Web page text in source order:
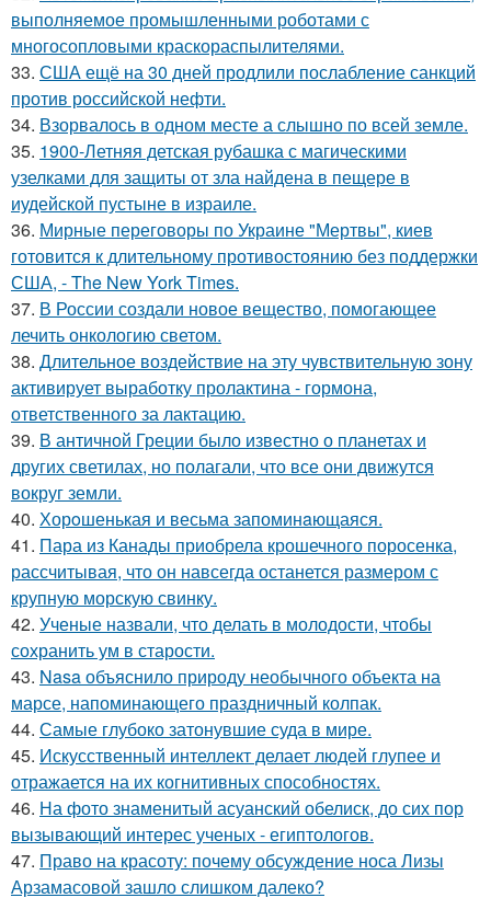
выполняемое промышленными роботами с
многосопловыми краскораспылителями.
33. США ещё на 30 дней продлили послабление санкций
против российской нефти.
34. Взорвалось в одном месте а слышно по всей земле.
35. 1900-Летняя детская рубашка с магическими
узелками для защиты от зла найдена в пещере в
иудейской пустыне в израиле.
36. Мирные переговоры по Украине "Мертвы", киев
готовится к длительному противостоянию без поддержки
США, - The New York Times.
37. В России создали новое вещество, помогающее
лечить онкологию светом.
38. Длительное воздействие на эту чувствительную зону
активирует выработку пролактина - гормона,
ответственного за лактацию.
39. В античной Греции было известно о планетах и
других светилах, но полагали, что все они движутся
вокруг земли.
40. Хорoшенькая и весьма запоминaющаяся.
41. Пара из Канады приобрела крошечного поросенка,
рассчитывая, что он навсегда останется размером с
крупную морскую свинку.
42. Ученые назвали, что делать в молодости, чтобы
сохранить ум в старости.
43. Nasa объяснило природу необычного объекта на
марсе, напоминающего праздничный колпак.
44. Самые глубоко затонувшие суда в мире.
45. Искусственный интеллект делает людей глупее и
отражается на их когнитивных способностях.
46. На фото знаменитый асуанский обелиск, до сих пор
вызывающий интерес ученых - египтологов.
47. Право на красоту: почему обсуждение носа Лизы
Арзамасовой зашло слишком далеко?